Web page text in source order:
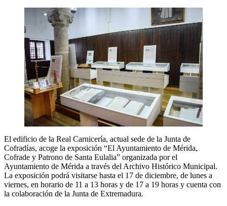
El edificio de la Real Carnicería, actual sede de la Junta de
Cofradías, acoge la exposición “El Ayuntamiento de Mérida,
Cofrade y Patrono de Santa Eulalia” organizada por el
Ayuntamiento de Mérida a través del Archivo Histórico Municipal.
La exposición podrá visitarse hasta el 17 de diciembre, de lunes a
viernes, en horario de 11 a 13 horas y de 17 a 19 horas y cuenta con
la colaboración de la Junta de Extremadura.